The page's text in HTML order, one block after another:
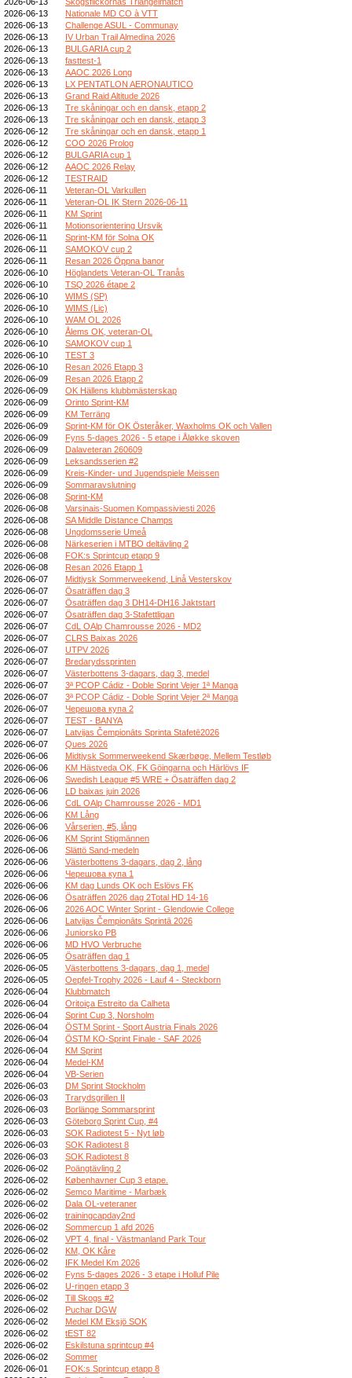
2026-06-13
Nationale MD CO à VTT
2026-06-13
Challenge ASUL - Communay
2026-06-13
IV Urban Trail Almedina 2026
2026-06-13
BULGARIA cup 2
2026-06-13
fasttest-1
2026-06-13
AAOC 2026 Long
2026-06-13
LX PENTATLON AERONAUTICO
2026-06-13
Grand Raid Altitude 2026
2026-06-13
Tre skåningar och en dansk, etapp 2
2026-06-13
Tre skåningar och en dansk, etapp 3
2026-06-12
Tre skåningar och en dansk, etapp 1
2026-06-12
COO 2026 Prolog
2026-06-12
BULGARIA cup 1
2026-06-12
AAOC 2026 Relay
2026-06-12
TESTRAID
2026-06-11
Veteran-OL Varkullen
2026-06-11
Veteran-OL IK Stern 2026-06-11
2026-06-11
KM Sprint
2026-06-11
Motionsorientering Ursvik
2026-06-11
Sprint-KM för Solna OK
2026-06-11
SAMOKOV cup 2
2026-06-11
Resan 2026 Öppna banor
2026-06-10
Höglandets Veteran-OL Tranås
2026-06-10
TSQ 2026 étape 2
2026-06-10
WIMS (SP)
2026-06-10
WIMS (Lic)
2026-06-10
WAM OL 2026
2026-06-10
Ålems OK, veteran-OL
2026-06-10
SAMOKOV cup 1
2026-06-10
TEST 3
2026-06-10
Resan 2026 Etapp 3
2026-06-09
Resan 2026 Etapp 2
2026-06-09
OK Hällens klubbmästerskap
2026-06-09
Orinto Sprint-KM
2026-06-09
KM Terräng
2026-06-09
Sprint-KM för OK Österåker, Waxholms OK och Vallen
2026-06-09
Fyns 5-dages 2026 - 5 etape i Åløkke skoven
2026-06-09
Dalaveteran 260609
2026-06-09
Leksandsserien #2
2026-06-09
Kreis-Kinder- und Jugendspiele Meissen
2026-06-09
Sommaravslutning
2026-06-08
Sprint-KM
2026-06-08
Varsinais-Suomen Kompassiviesti 2026
2026-06-08
SA Middle Distance Champs
2026-06-08
Ungdomsserie Umeå
2026-06-08
Närkeserien i MTBO deltävling 2
2026-06-08
FOK:s Sprintcup etapp 9
2026-06-08
Resan 2026 Etapp 1
2026-06-07
Midtjysk Sommerweekend, Linå Vesterskov
2026-06-07
Ösaträffen dag 3
2026-06-07
Ösaträffen dag 3 DH14-DH16 Jaktstart
2026-06-07
Ösaträffen dag 3-Stafettligan
2026-06-07
CdL OAlp Chamrousse 2026 - MD2
2026-06-07
CLRS Baixas 2026
2026-06-07
UTPV 2026
2026-06-07
Bredarydssprinten
2026-06-07
Västerbottens 3-dagars, dag 3, medel
2026-06-07
3ª PCOP Cádiz - Doble Sprint Vejer 1ª Manga
2026-06-07
3ª PCOP Cádiz - Doble Sprint Vejer 2ª Manga
2026-06-07
Черешова купа 2
2026-06-07
TEST - BANYA
2026-06-07
Latvijas Čempionāts Sprinta Stafetē2026
2026-06-07
Ques 2026
2026-06-06
Midtjysk Sommerweekend Skærbøge, Mellem Testløb
2026-06-06
KM Hästveda OK, FK Göingarna och Härlövs IF
2026-06-06
Swedish League #5 WRE + Ösaträffen dag 2
2026-06-06
LD baixas juin 2026
2026-06-06
CdL OAlp Chamrousse 2026 - MD1
2026-06-06
KM Lång
2026-06-06
Vårserien, #5, lång
2026-06-06
KM Sprint Stigmännen
2026-06-06
Slättö Sand-medeln
2026-06-06
Västerbottens 3-dagars, dag 2, lång
2026-06-06
Черешова купа 1
2026-06-06
KM dag Lunds OK och Eslövs FK
2026-06-06
Ösaträffen 2026 dag 2Total HD 14-16
2026-06-06
2026 AOC Winter Sprint - Glendowie College
2026-06-06
Latvijas Čempionāts Sprintā 2026
2026-06-06
Juniorsko PB
2026-06-06
MD HVO Verbruche
2026-06-05
Ösaträffen dag 1
2026-06-05
Västerbottens 3-dagars, dag 1, medel
2026-06-05
Oepfel-Trophy 2026 - Lauf 4 - Steckborn
2026-06-04
Klubbmatch
2026-06-04
Oritoiça Estreito da Calheta
2026-06-04
Sprint Cup 3, Norsholm
2026-06-04
ÖSTM Sprint - Sport Austria Finals 2026
2026-06-04
ÖSTM KO-Sprint Finale - SAF 2026
2026-06-04
KM Sprint
2026-06-04
Medel-KM
2026-06-04
VB-Serien
2026-06-03
DM Sprint Stockholm
2026-06-03
Trarydsgrillen II
2026-06-03
Borlänge Sommarsprint
2026-06-03
Göteborg Sprint Cup, #4
2026-06-03
SOK Radiotest 5 - Nyt løb
2026-06-03
SOK Radiotest 8
2026-06-03
SOK Radiotest 8
2026-06-02
Poängtävling 2
2026-06-02
Københavner Cup 3 etape.
2026-06-02
Semco Maritime - Marbæk
2026-06-02
Dala OL-veteraner
2026-06-02
trainingcapday2nd
2026-06-02
Sommercup 1 afd 2026
2026-06-02
VPT 4, final - Västmanland Park Tour
2026-06-02
KM, OK Kåre
2026-06-02
IFK Medel Km 2026
2026-06-02
Fyns 5-dages 2026 - 3 etape i Holluf Pile
2026-06-02
U-ringen etapp 3
2026-06-02
Till Skogs #2
2026-06-02
Puchar DGW
2026-06-02
Medel KM Eksjö SOK
2026-06-02
tEST 82
2026-06-02
Eskilstuna sprintcup #4
2026-06-02
Sommer
2026-06-01
FOK:s Sprintcup etapp 8